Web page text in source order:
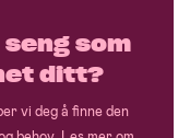
som
ditt?
vi deg å finne den